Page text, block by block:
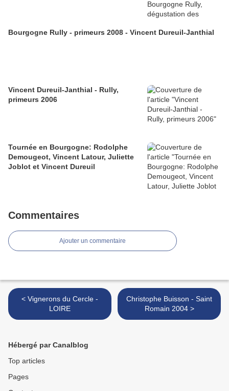
Bourgogne Rully - primeurs 2008 - Vincent Dureuil-Janthial
Vincent Dureuil-Janthial - Rully,
primeurs 2006
Tournée en Bourgogne: Rodolphe
Demougeot, Vincent Latour, Juliette
Joblot et Vincent Dureuil
Commentaires
Ajouter un commentaire
< Vignerons du Cercle -
LOIRE
Christophe Buisson - Saint
Romain 2004 >
Hébergé par Canalblog
Top articles
Pages